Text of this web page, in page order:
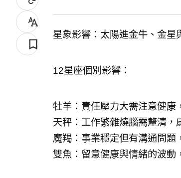
星象影響：太陽進金牛、金星
12星座個別影響：
牡羊：責任壓力大需注意健康
天秤：工作繁雜燒腦需釐清，
魔羯：事業穩定但有溝通問題
雙魚：留意健康與情緒的波動